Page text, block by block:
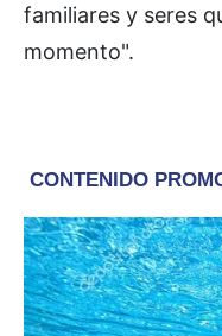
familiares y seres
momento".